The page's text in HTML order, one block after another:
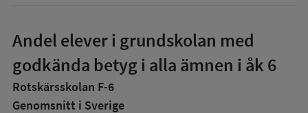
Andel elever i grundskolan med
godkända betyg i alla ämnen i åk 6
Rotskärsskolan F-6
Genomsnitt i Sverige